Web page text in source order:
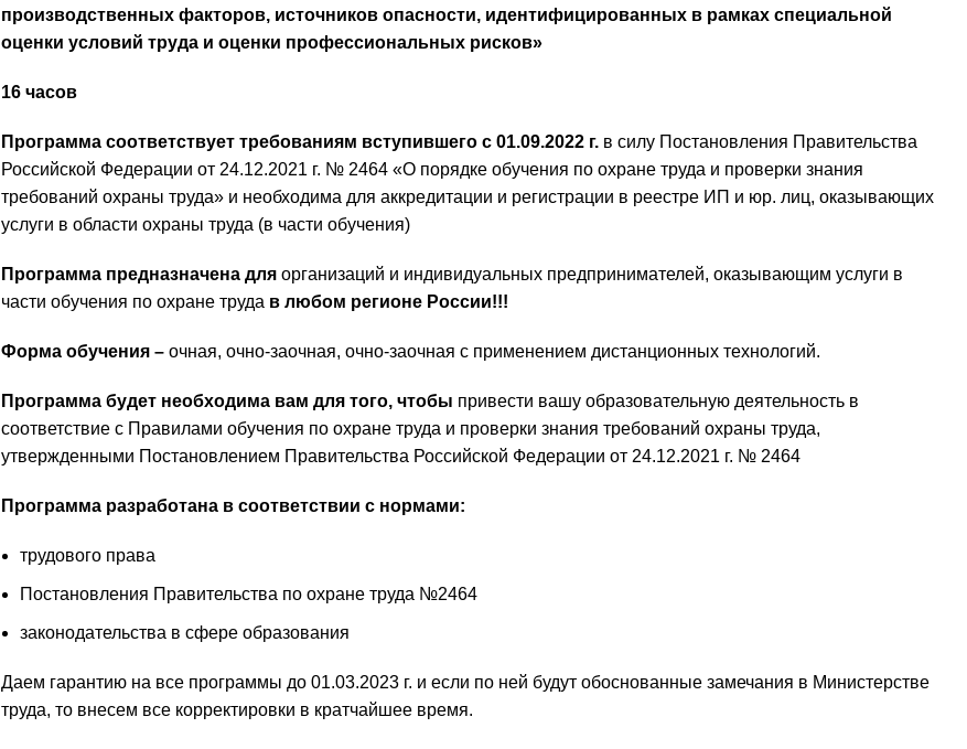
производственных факторов, источников опасности, идентифицированных в рамках специальной
оценки условий труда и оценки профессиональных рисков»
16 часов
Программа соответствует требованиям вступившего с 01.09.2022 г. в силу Постановления Правительства
Российской Федерации от 24.12.2021 г. № 2464 «О порядке обучения по охране труда и проверки знания
требований охраны труда» и необходима для аккредитации и регистрации в реестре ИП и юр. лиц, оказывающих
услуги в области охраны труда (в части обучения)
Программа предназначена для организаций и индивидуальных предпринимателей, оказывающим услуги в
части обучения по охране труда в любом регионе России!!!
Форма обучения – очная, очно-заочная, очно-заочная с применением дистанционных технологий.
Программа будет необходима вам для того, чтобы привести вашу образовательную деятельность в
соответствие с Правилами обучения по охране труда и проверки знания требований охраны труда,
утвержденными Постановлением Правительства Российской Федерации от 24.12.2021 г. № 2464
Программа разработана в соответствии с нормами:
трудового права
Постановления Правительства по охране труда №2464
законодательства в сфере образования
Даем гарантию на все программы до 01.03.2023 г. и если по ней будут обоснованные замечания в Министерстве
труда, то внесем все корректировки в кратчайшее время.